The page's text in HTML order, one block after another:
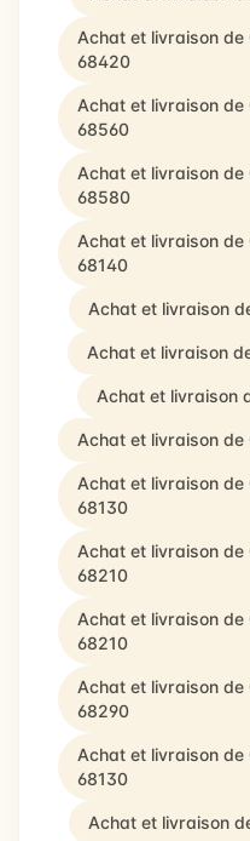
Achat et livraison de
68420
Achat et livraison de
68560
Achat et livraison
68580
Achat et livraison de
68140
Achat et livraison
Achat et livraison
Achat et livraison
Achat et livraison de
Achat et livraison de
68130
Achat et livraison de
68210
Achat et livraison de
68210
Achat et livraison de
68290
Achat et livraison de
68130
Achat et livraison